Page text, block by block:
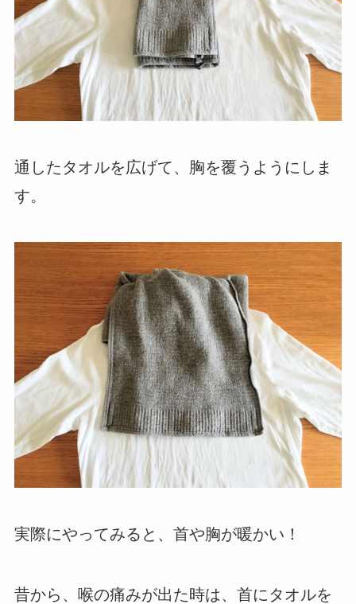
通したタオルを広げて、胸を覆うようにしま
す。
実際にやってみると、首や胸が暖かい！
昔から、喉の痛みが出た時は、首にタオルを